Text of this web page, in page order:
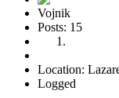
Vojnik
Posts: 15
Location:
Logged